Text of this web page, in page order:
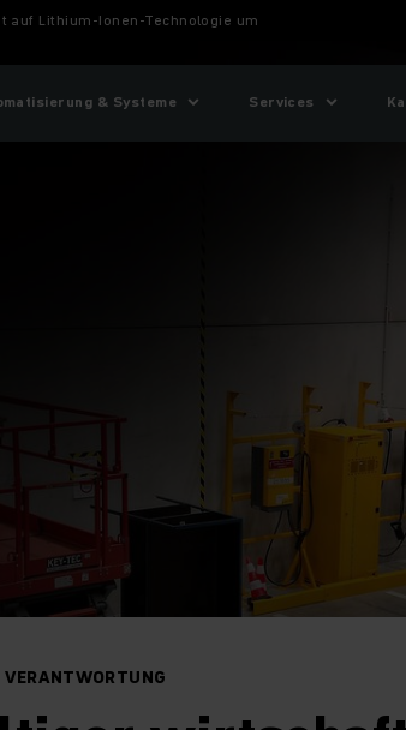
auf Lithium-Ionen-Technologie um
& Systeme Services